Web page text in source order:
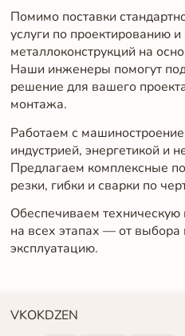
Помимо поставки
услуги по проектированию
металлоконструкций на
Наши инженеры помогут
решение для вашего
монтажа.
Работаем с
индустрией, энергетикой и
Предлагаем комплексные
резки, гибки и сварки по
Обеспечиваем
на всех этапах — от выбора
эксплуатацию.
VKOKDZEN